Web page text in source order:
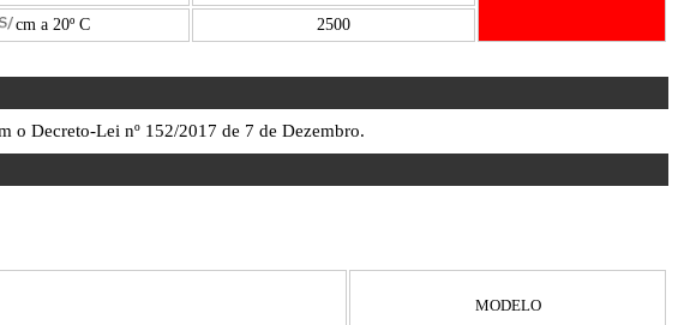
cm a 20º C 2500
o Decreto-Lei nº 152/2017 de 7 de Dezembro.
MODELO